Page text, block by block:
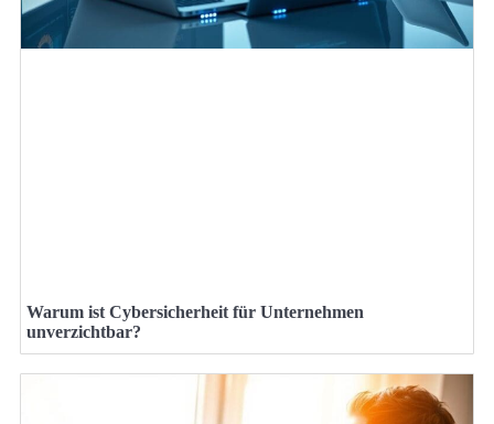
Warum ist Cybersicherheit für Unternehmen
unverzichtbar?